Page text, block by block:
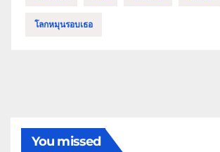
โลกหมุนรอบเธอ
You missed